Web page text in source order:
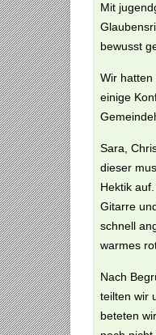
Mit
bewusst
Wir hatten
einige
Sara,
dieser
Hektik
Gitarre
schnell
warmes
Nach
teilten wir
beteten